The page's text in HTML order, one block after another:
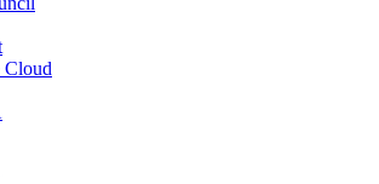
Cloud